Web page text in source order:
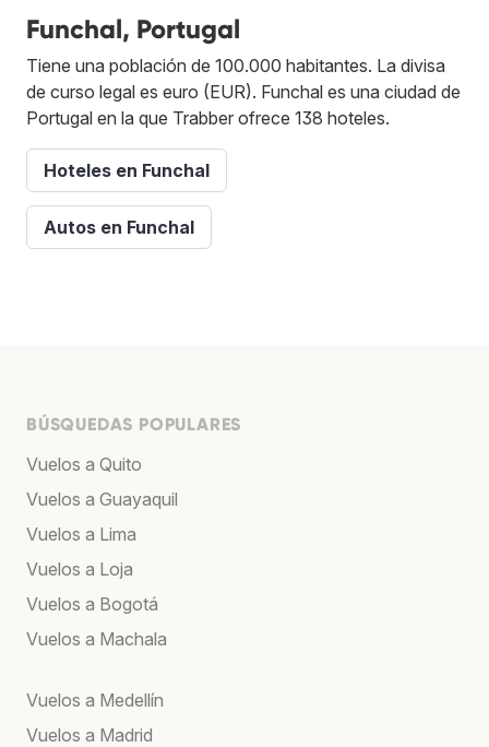
Funchal, Portugal
Tiene una población de 100.000 habitantes. La divisa
de curso legal es euro (EUR). Funchal es una ciudad de
Portugal en la que Trabber ofrece 138 hoteles.
Hoteles en Funchal
Autos en Funchal
BÚSQUEDAS POPULARES
Vuelos a Quito
Vuelos a Guayaquil
Vuelos a Lima
Vuelos a Loja
Vuelos a Bogotá
Vuelos a Machala
Vuelos a Medellín
Vuelos a Madrid